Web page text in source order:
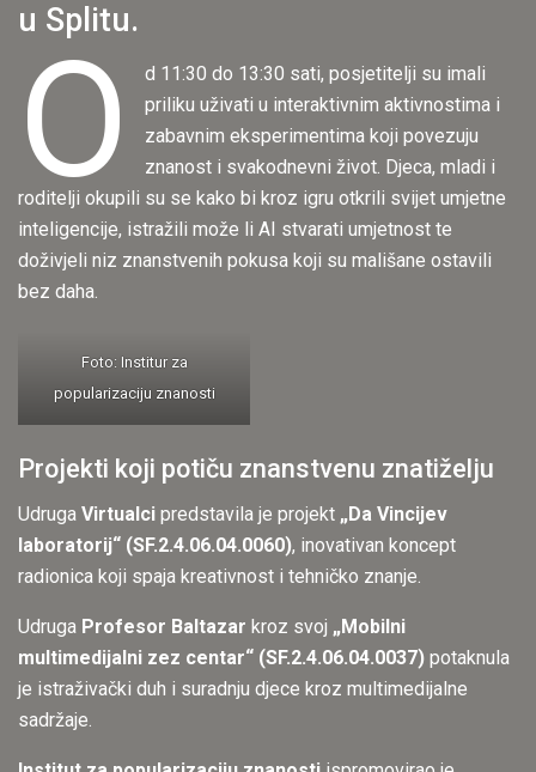
u Splitu.
O
d 11:30 do 13:30 sati, posjetitelji su imali
priliku uživati u interaktivnim aktivnostima i
zabavnim eksperimentima koji povezuju
znanost i svakodnevni život. Djeca, mladi i
roditelji okupili su se kako bi kroz igru otkrili svijet umjetne
inteligencije, istražili može li AI stvarati umjetnost te
doživjeli niz znanstvenih pokusa koji su mališane ostavili
bez daha.
Foto: Institur za
popularizaciju znanosti
Projekti koji potiču znanstvenu znatiželju
Udruga Virtualci predstavila je projekt „Da Vincijev
laboratorij“ (SF.2.4.06.04.0060), inovativan koncept
radionica koji spaja kreativnost i tehničko znanje.
Udruga Profesor Baltazar kroz svoj „Mobilni
multimedijalni zez centar“ (SF.2.4.06.04.0037) potaknula
je istraživački duh i suradnju djece kroz multimedijalne
sadržaje.